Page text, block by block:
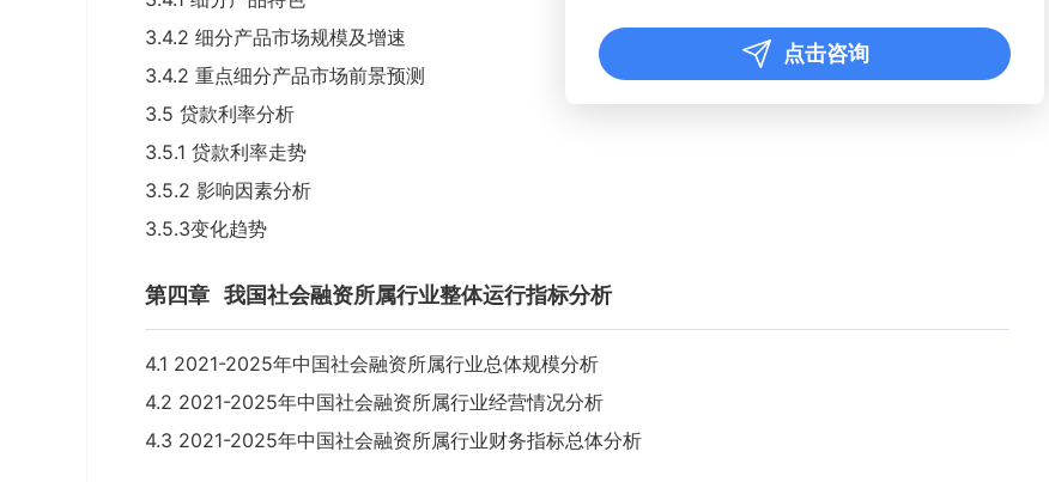
3.4.2 细分产品市场规模及增速
3.4.2 重点细分产品市场前景预测
3.5 贷款利率分析
3.5.1 贷款利率走势
3.5.2 影响因素分析
3.5.3变化趋势
第四章 我国社会融资所属行业整体运行指标分析
4.1 2021-2025年中国社会融资所属行业总体规模分析
4.2 2021-2025年中国社会融资所属行业经营情况分析
4.3 2021-2025年中国社会融资所属行业财务指标总体分析
点击咨询